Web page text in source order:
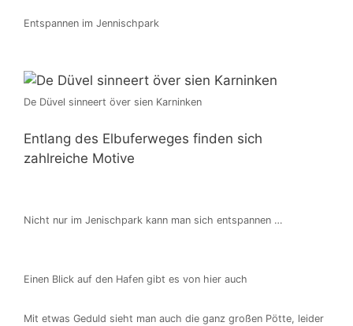
Entspannen im Jennischpark
De Düvel sinneert över sien Karninken
Entlang des Elbuferweges finden sich
zahlreiche Motive
Nicht nur im Jenischpark kann man sich entspannen …
Einen Blick auf den Hafen gibt es von hier auch
Mit etwas Geduld sieht man auch die ganz großen Pötte, leider